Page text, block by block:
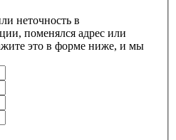
неточность в
поменялся адрес или
это в форме ниже, и мы